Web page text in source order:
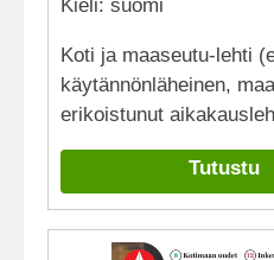
Kieli: suomi
Koti ja maaseutu-lehti
käytännönläheinen,
erikoistunut
Tutustu